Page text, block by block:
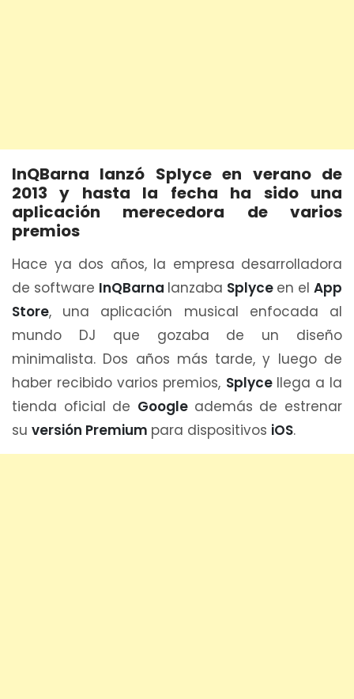
InQBarna lanzó Splyce en verano de
2013 y hasta la fecha ha sido una
aplicación merecedora de varios
premios
Hace ya dos años, la empresa desarrolladora
de software InQBarna lanzaba Splyce en el App
Store, una aplicación musical enfocada al
mundo DJ que gozaba de un diseño
minimalista. Dos años más tarde, y luego de
haber recibido varios premios, Splyce llega a la
tienda oficial de Google además de estrenar
su versión Premium para dispositivos iOS.